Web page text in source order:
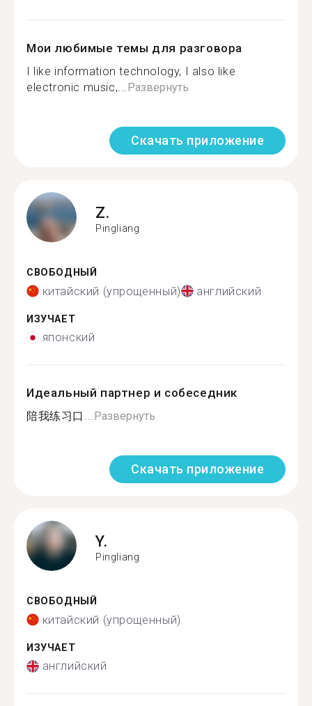
Мои любимые темы для разговора
I like information technology, I also like
electronic music,...Развернуть
Скачать приложение
Z.
Pingliang
СВОБОДНЫЙ
китайский (упрощенный) английский
ИЗУЧАЕТ
японский
Идеальный партнер и собеседник
陪我练习口...Развернуть
Скачать приложение
Y.
Pingliang
СВОБОДНЫЙ
китайский (упрощенный)
ИЗУЧАЕТ
английский